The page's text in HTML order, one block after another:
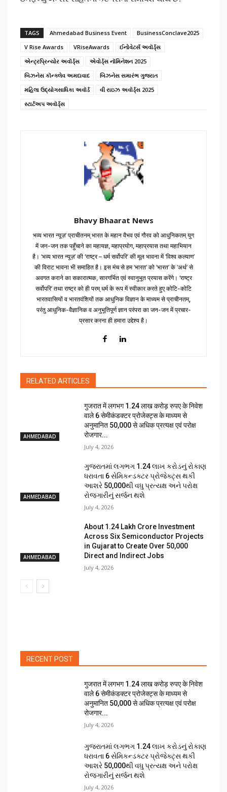
TAGS Ahmedabad Business Event
BusinessConclave2025
V Rise Awards
VRiseAwards
ઈનોવેટર્સ અવૉર્ડ્સ
એન્ટ્રપ્રિન્યોર અવૉર્ડ્સ
એવોર્ડ્સ નૉમિનેશન 2025
બિઝનેસ કૉન્ક્લેવ અમદાવાદ
બિઝનેસ સમારંભ ગુજરાત
મહિલા ઉદ્યોગસાધિકા અવૉર્ડ
વી રાઇઝ અવૉર્ડ્સ 2025
સ્ટાર્ટઅપ અવૉર્ડ્સ
Bhavy Bhaarat News
भव्य भारत न्यूज़’ प्राचीतनम् भारत के महान वैभव एवं गौरव को आधुनिकतम् युग
में जन-जन तक पहुँचाने का महायज्ञ, महाप्रयोग, महाप्रयास तथा महाभियान
है। ‘भव्य भारत न्यूज़’ की ‘राष्ट्र – धर्म सर्वोपरि’ की मूल भावना में ‘विश्व कल्याण’
की विराट भावना भी समाहित है। इस मंच से हम ‘भारत’ को ‘भारत’ के ‘अर्थ’ से
अवगत कराने का सकारात्मक, सारगर्भित एवं स्वानुभूत प्रयास करेंगे। ‘राष्ट्र
सर्वोपरि’ तथा राष्ट्र को ही परम् धर्म के रूप में स्वीकार करते हुए कोटि-कोटि
भारतवासियों व भारतवंशियों तक आधुनिक विज्ञान के माध्यम से प्राचीनतम्,
परंतु आधुनिक-वैज्ञानिक व अनुभूतिपूर्ण ज्ञान परंपरा का जन-जन में प्रचार-
प्रसार करना ही हमारा उद्देश्य है।
RELATED ARTICLES
AHMEDABAD
गुजरात में लगभग 1.24 लाख करोड़ रुपए के निवेश
वाले 6 सेमीकंडक्टर प्रोजेक्ट्स के माध्यम से
अनुमानित 50,000 से अधिक प्रत्यक्ष एवं परोक्ष
रोजगार...
July 4, 2026
AHMEDABAD
ગુજરાતમાં લગભગ ₹1.24 લાખ કરોડનું રોકાણ
ધરાવતા 6 સેમિકન્ડક્ટર પ્રોજેક્ટ્સ થકી
આશરે 50,000થી વધુ પ્રત્યક્ષ અને પરોક્ષ
રોજગારીનું સર્જન થશે
July 4, 2026
AHMEDABAD
About ₹1.24 Lakh Crore Investment
Across Six Semiconductor Projects
in Gujarat to Create Over 50,000
Direct and Indirect Jobs
July 4, 2026
RECENT POST
गुजरात में लगभग 1.24 लाख करोड़ रुपए के निवेश
वाले 6 सेमीकंडक्टर प्रोजेक्ट्स के माध्यम से
अनुमानित 50,000 से अधिक प्रत्यक्ष एवं परोक्ष
रोजगार...
July 4, 2026
ગુજરાતમાં લગભગ ₹1.24 લાખ કરોડનું રોકાણ
ધરાવતા 6 સેમિકન્ડક્ટર પ્રોજેક્ટ્સ થકી
આશરે 50,000થી વધુ પ્રત્યક્ષ અને પરોક્ષ
રોજગારીનું સર્જન થશે
July 4, 2026